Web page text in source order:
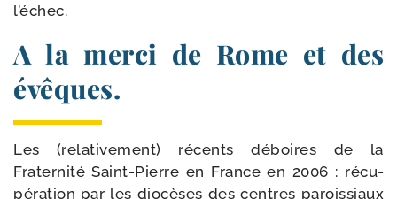
l’échec.
A la merci de Rome et des
évêques.
Les (rela­ti­ve­ment) récents déboires de la
Fraternité Saint-​Pierre en France en 2006 : récu­
pé­ra­tion par les dio­cèses des centres parois­siaux